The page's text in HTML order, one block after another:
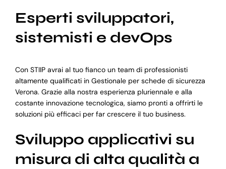
Esperti sviluppatori,
sistemisti e devOps
Con STIIP avrai al tuo fianco un team di professionisti
altamente qualificati in Gestionale per schede di sicurezza
Verona. Grazie alla nostra esperienza pluriennale e alla
costante innovazione tecnologica, siamo pronti a offrirti le
soluzioni più efficaci per far crescere il tuo business.
Sviluppo applicativi su
misura di alta qualità a